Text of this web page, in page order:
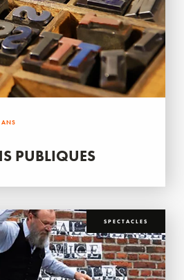
ANS
PUBLIQUES
SPECTACLES